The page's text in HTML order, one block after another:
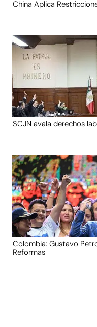
China Aplica
SCJN avala derechos
Colombia: Gustavo
Reformas